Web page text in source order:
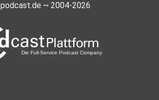
podcast.de ~ 2004-2026